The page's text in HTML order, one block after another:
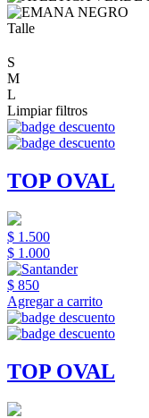
Talle
S
M
L
Limpiar filtros
TOP OVAL
$ 1.500
$ 1.000
$ 850
Agregar a carrito
TOP OVAL